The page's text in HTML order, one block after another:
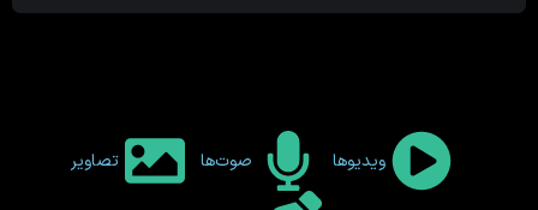
ویدیوها صوت‌ها تصاویر